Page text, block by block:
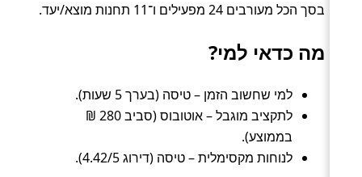
בסך הכל מעורבים 24 מפעילים ו־11 תחנות מוצא/יעד.
מה כדאי למי?
למי שחשוב הזמן – טיסה (בערך 5 שעות).
לתקציב מוגבל – אוטובוס (סביב 280 ₪
בממוצע).
לנוחות מקסימלית – טיסה (דירוג 4.42/5).